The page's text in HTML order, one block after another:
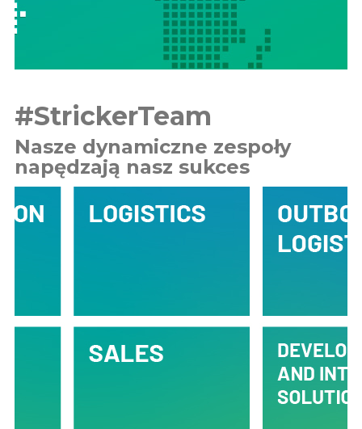
#StrickerTeam
Nasze dynamiczne zespoły
napędzają nasz sukces